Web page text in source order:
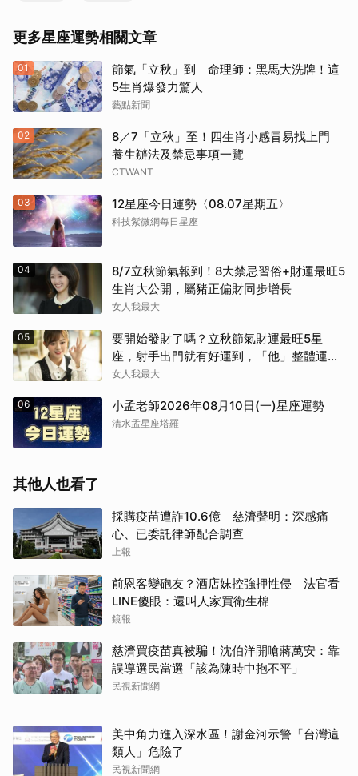
更多星座運勢相關文章
01
節氣「立秋」到 命理師：黑馬大洗牌！這
5生肖爆發力驚人
藝點新聞
02
8／7「立秋」至！四生肖小感冒易找上門
養生辦法及禁忌事項一覽
CTWANT
03 12星座今日運勢〈08.07星期五〉
科技紫微網每日星座
04
8/7立秋節氣報到！8大禁忌習俗+財運最旺5
生肖大公開，屬豬正偏財同步增長
女人我最大
05
要開始發財了嗎？立秋節氣財運最旺5星
座，射手出門就有好運到，「他」整體運勢
將走上坡
女人我最大
06 小孟老師2026年08月10日(一)星座運勢
清水孟星座塔羅
其他人也看了
採購疫苗遭詐10.6億 慈濟聲明：深感痛
心、已委託律師配合調查
上報
前恩客變砲友？酒店妹控強押性侵 法官看
LINE傻眼：還叫人家買衛生棉
鏡報
慈濟買疫苗真被騙！沈伯洋開嗆蔣萬安：靠
誤導選民當選「該為陳時中抱不平」
民視新聞網
美中角力進入深水區！謝金河示警「台灣這
類人」危險了
民視新聞網